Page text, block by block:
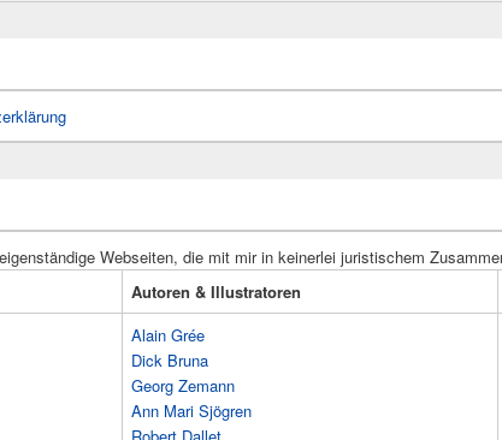
Webseiten, die mit mir in keinerlei juristischem
Autoren & Illustratoren
Alain Grée
Dick Bruna
Georg Zemann
Ann Mari Sjögren